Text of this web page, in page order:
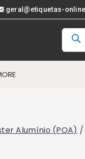
geral@etiquetas-
Alumínio (POA) /